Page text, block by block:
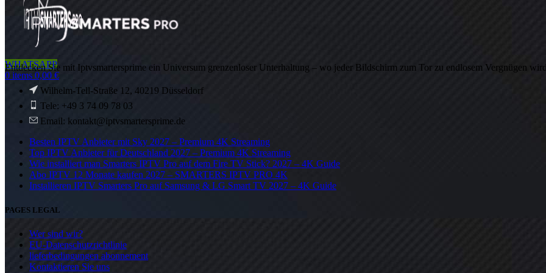
WHATSAPP
0 items 0,00 €
Entdecken Sie mit Iptvsmartersprime ein Universum grenzenloser Unterhaltung – wo jeder Bildschirm zum Tor zu endlosem Vergnügen
Wilhelm-Tell-Straße 12, 40219 Düsseldorf
Tele: +49 3 74 09 78 03
Email: kontakt@iptvsmartersprime.de
Besten IPTV Anbieter mit Sky 2027 – Premium 4K Streaming
Top IPTV Anbieter für Deutschland 2027 – Premium 4K Streaming
Wie installiert man Smarters IPTV Pro auf dem Fire TV Stick? 2027 – 4K Guide
Abo IPTV 12 Monate kaufen 2027 – SMARTERS IPTV PRO 4K
Installieren IPTV Smarters Pro auf Samsung & LG Smart TV 2027 – 4K Guide
PAGES LEGAL
Wer sind wir?
EU-Datenschutzrichtlinie
lieferbedingungen abonnement
Kontaktieren Sie uns